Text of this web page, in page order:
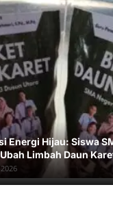
Energi Hijau: Siswa
Limbah Daun
Lingkungan